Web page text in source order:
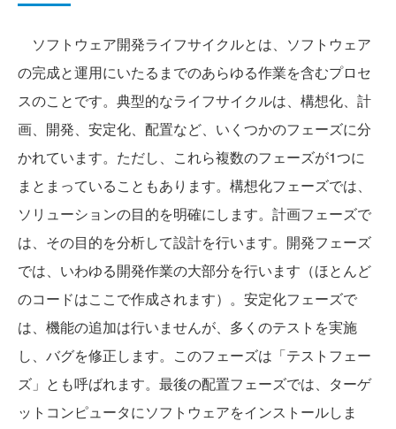
ソフトウェア開発ライフサイクルとは、ソフトウェア
の完成と運用にいたるまでのあらゆる作業を含むプロセ
スのことです。典型的なライフサイクルは、構想化、計
画、開発、安定化、配置など、いくつかのフェーズに分
かれています。ただし、これら複数のフェーズが1つに
まとまっていることもあります。構想化フェーズでは、
ソリューションの目的を明確にします。計画フェーズで
は、その目的を分析して設計を行います。開発フェーズ
では、いわゆる開発作業の大部分を行います（ほとんど
のコードはここで作成されます）。安定化フェーズで
は、機能の追加は行いませんが、多くのテストを実施
し、バグを修正します。このフェーズは「テストフェー
ズ」とも呼ばれます。最後の配置フェーズでは、ターゲ
ットコンピュータにソフトウェアをインストールしま